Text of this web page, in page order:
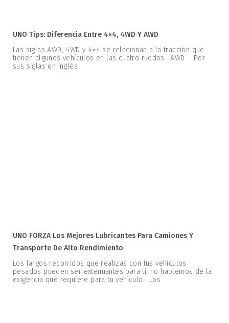
UNO Tips: Diferencia Entre 4×4, 4WD Y AWD
Las siglas AWD, 4WD y 4×4 se relacionan a la tracción que
tienen algunos vehículos en las cuatro ruedas. AWD Por
sus siglas en inglés
UNO FORZA Los Mejores Lubricantes Para Camiones Y
Transporte De Alto Rendimiento
Los largos recorridos que realizas con tus vehículos
pesados pueden ser extenuantes para ti, no hablemos de la
exigencia que requiere para tu vehículo. Los